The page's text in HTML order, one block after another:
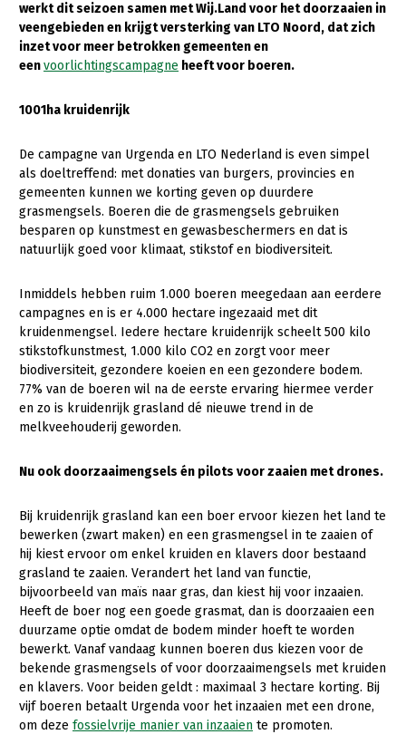
Natuur, klimaat en energie
Bodem en water
Mens, ondernemerschap en onderwijs
Internationaal
Sectoren
Dier
Biologische Landbouw
Geitenhouderij
Kalverhouderij
Konijnenhouderij
Melkveehouderij
Paardenhouderij
Varkenshouderij
Vleesveehouderij
Plant
Akkerbouw
Biologische Landbouw
Bollenteelt
Bomen, vaste planten en zomerbloemen
Multifunctionele landbouw
Multifunctioneel
Vrouw en Bedrijf
Onderwerpen
Nieuws
Nieuwsabonnement
werkt dit seizoen samen met Wij.Land voor het doorzaaien in
veengebieden en krijgt versterking van LTO Noord, dat zich
inzet voor meer betrokken gemeenten en
eenvoorlichtingscampagne heeft voor boeren.
1001ha kruidenrijk
De campagne van Urgenda en LTO Nederland is even simpel
als doeltreffend: met donaties van burgers, provincies en
gemeenten kunnen we korting geven op duurdere
grasmengsels. Boeren die de grasmengsels gebruiken
besparen op kunstmest en gewasbeschermers en dat is
natuurlijk goed voor klimaat, stikstof en biodiversiteit.
Inmiddels hebben ruim 1.000 boeren meegedaan aan eerdere
campagnes en is er 4.000 hectare ingezaaid met dit
kruidenmengsel. Iedere hectare kruidenrijk scheelt 500 kilo
stikstofkunstmest, 1.000 kilo CO2 en zorgt voor meer
biodiversiteit, gezondere koeien en een gezondere bodem.
77% van de boeren wil na de eerste ervaring hiermee verder
en zo is kruidenrijk grasland dé nieuwe trend in de
melkveehouderij geworden.
Nu ook doorzaaimengsels én pilots voor zaaien met drones.
Bij kruidenrijk grasland kan een boer ervoor kiezen het land te
bewerken (zwart maken) en een grasmengsel in te zaaien of
hij kiest ervoor om enkel kruiden en klavers door bestaand
grasland te zaaien. Verandert het land van functie,
bijvoorbeeld van maïs naar gras, dan kiest hij voor inzaaien.
Heeft de boer nog een goede grasmat, dan is doorzaaien een
duurzame optie omdat de bodem minder hoeft te worden
bewerkt. Vanaf vandaag kunnen boeren dus kiezen voor de
bekende grasmengsels of voor doorzaaimengsels met kruiden
en klavers. Voor beiden geldt : maximaal 3 hectare korting. Bij
vijf boeren betaalt Urgenda voor het inzaaien met een drone,
om deze fossielvrije manier van inzaaien te promoten.